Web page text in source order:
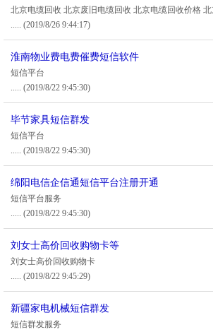
北京电缆回收 北京废旧电缆回收 北京电缆回收价格
..... (2019/8/26 9:44:17)
淮南物业费电费催费短信软件
短信平台
..... (2019/8/22 9:45:30)
毕节家具短信群发
短信平台
..... (2019/8/22 9:45:30)
绵阳电信企信通短信平台注册开通
短信平台服务
..... (2019/8/22 9:45:30)
刘女士高价回收购物卡等
刘女士高价回收购物卡
..... (2019/8/22 9:45:29)
新疆家电机械短信群发
短信群发服务